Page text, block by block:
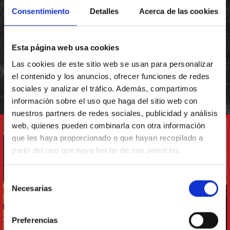
Consentimiento Detalles Acerca de las cookies
Esta página web usa cookies
Las cookies de este sitio web se usan para personalizar
el contenido y los anuncios, ofrecer funciones de redes
sociales y analizar el tráfico. Además, compartimos
información sobre el uso que haga del sitio web con
nuestros partners de redes sociales, publicidad y análisis
web, quienes pueden combinarla con otra información
que les haya proporcionado o que hayan recopilado a
partir del uso que haya hecho de sus servicios.
Selección
de
consentimiento
Necesarias
Preferencias
la ola. ¿La mejor parte? La disfrutas a tu ritmo y
cuando quieras, por eso es nuestra tentación
24/7. Parada obligada vengas de donde vengas y
vayas donde vayas. Y ahora que estás babeando,
solo te queda elegir tu favorita.